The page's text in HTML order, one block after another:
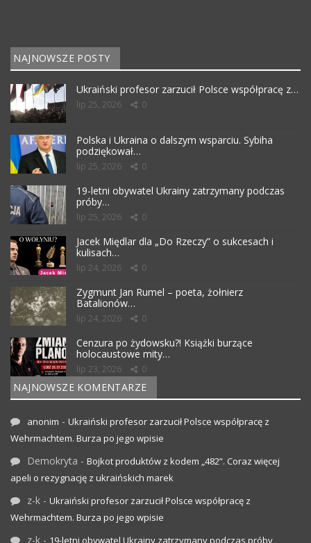
NAJNOWSZE POSTY
Ukraiński profesor zarzucił Polsce współpracę z…
lip 25, 2026 0
Polska i Ukraina o dalszym wsparciu. Sybiha
podziękował…
lip 25, 2026 0
19-letni obywatel Ukrainy zatrzymany podczas
próby…
lip 25, 2026 0
Jacek Międlar dla „Do Rzeczy” o sukcesach i
kulisach…
lip 24, 2026 0
Zygmunt Jan Rumel – poeta, żołnierz
Batalionów…
lip 24, 2026 0
Cenzura po żydowsku?! Książki burzące
holocaustowe mity…
lip 23, 2026 0
NAJNOWSZE KOMENTARZE
anonim - Ukraiński profesor zarzucił Polsce współpracę z
Wehrmachtem. Burza po jego wpisie
Demokryta - Bojkot produktów z kodem „482”. Coraz więcej
apeli o rezygnację z ukraińskich marek
z-k - Ukraiński profesor zarzucił Polsce współpracę z
Wehrmachtem. Burza po jego wpisie
z-k - 19-letni obywatel Ukrainy zatrzymany podczas próby